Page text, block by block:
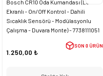
Bosch CR10 Oda Kumandası (LCD
Ekranlı - On/Off Kontrol - Dahili
Sıcaklık Sensörü - Modülasyonlu
Çalışma - Duvara Monte) - 7738111051
1.250,00 ₺
SON 0 ÜRÜN